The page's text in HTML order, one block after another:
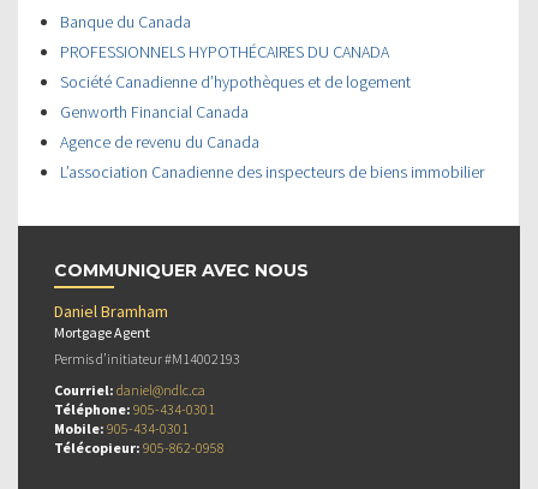
Banque du Canada
PROFESSIONNELS HYPOTHÉCAIRES DU CANADA
Société Canadienne d’hypothèques et de logement
Genworth Financial Canada
Agence de revenu du Canada
L’association Canadienne des inspecteurs de biens immobilier
COMMUNIQUER AVEC NOUS
Daniel Bramham
Mortgage Agent
Permis d’initiateur #M14002193
Courriel: daniel@ndlc.ca
Téléphone: 905-434-0301
Mobile: 905-434-0301
Télécopieur: 905-862-0958